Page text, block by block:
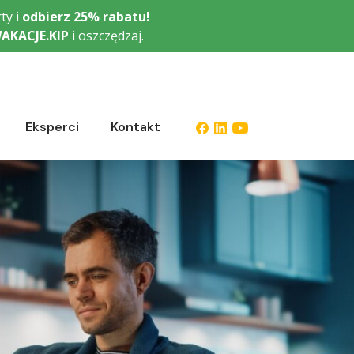
i odbierz 25% rabatu!
i oszczędzaj.
Eksperci Kontakt